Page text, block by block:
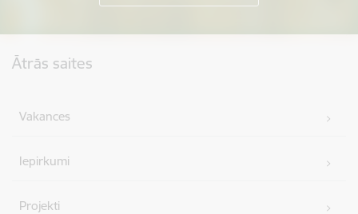
Ātrās saites
Vakances
Iepirkumi
Projekti